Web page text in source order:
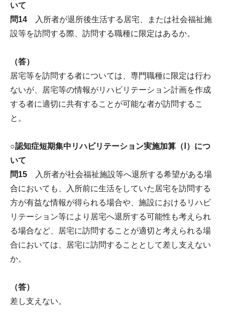
いて
問14 入所者が退所後生活する居宅、または社会福祉施
設等を訪問する際、訪問する職種に限定はあるか。
（答）
居宅等を訪問する者については、専門職種に限定は行わ
ないが、居宅等の情報がリハビリテーション計画を作成
する者に適切に共有することが可能な者が訪問するこ
と。
○認知症短期集中リハビリテーション実施加算（Ⅰ）につ
いて
問15
入所者が社会福祉施設等へ退所する希望がある場
合においても、入所前に生活をしていた居宅を訪問する
方が有益な情報が得られる場合や、施設におけるリハビ
リテーション等により居宅へ退所する可能性も考えられ
る場合など、居宅に訪問することが適切と考えられる場
合においては、居宅に訪問することとして差し支えない
か。
（答）
差し支えない。